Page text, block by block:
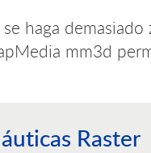
haga demasiado
mm3d
Raster